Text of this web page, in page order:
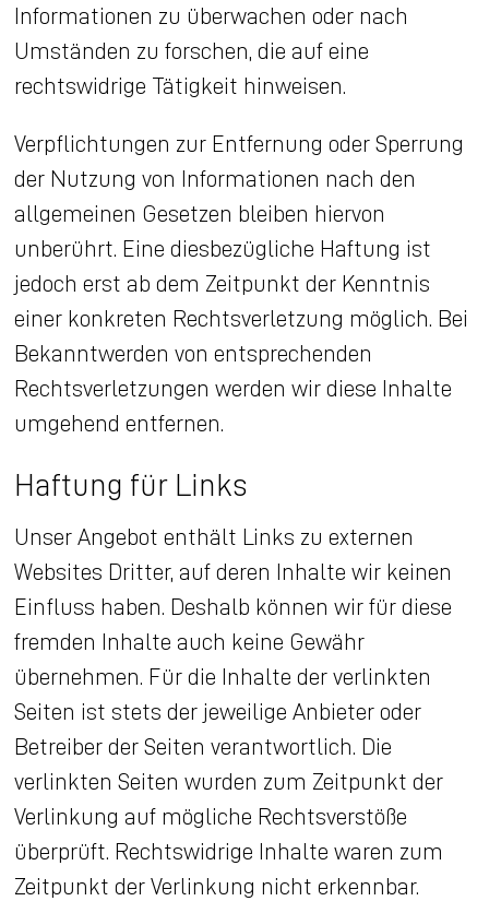
Informationen zu überwachen oder nach
Umständen zu forschen, die auf eine
rechtswidrige Tätigkeit hinweisen.
Verpflichtungen zur Entfernung oder Sperrung
der Nutzung von Informationen nach den
allgemeinen Gesetzen bleiben hiervon
unberührt. Eine diesbezügliche Haftung ist
jedoch erst ab dem Zeitpunkt der Kenntnis
einer konkreten Rechtsverletzung möglich. Bei
Bekanntwerden von entsprechenden
Rechtsverletzungen werden wir diese Inhalte
umgehend entfernen.
Haftung für Links
Unser Angebot enthält Links zu externen
Websites Dritter, auf deren Inhalte wir keinen
Einfluss haben. Deshalb können wir für diese
fremden Inhalte auch keine Gewähr
übernehmen. Für die Inhalte der verlinkten
Seiten ist stets der jeweilige Anbieter oder
Betreiber der Seiten verantwortlich. Die
verlinkten Seiten wurden zum Zeitpunkt der
Verlinkung auf mögliche Rechtsverstöße
überprüft. Rechtswidrige Inhalte waren zum
Zeitpunkt der Verlinkung nicht erkennbar.